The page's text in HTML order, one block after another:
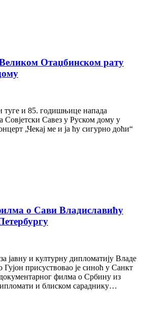
Отаџбинском рату
и 85. годишњице напада
Савез у Руском дому у
„Чекај ме и ја ћу сигурно доћи“
о Сави Владиславићу
јавну и културну дипломатију Владе
присуствовао је синоћ у Санкт
филма о Србину из
и блиском сараднику…